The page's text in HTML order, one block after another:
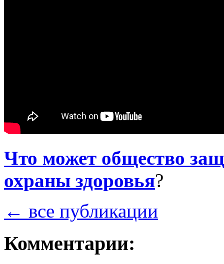
Что может общество
охраны здоровья?
← все публикации
Комментарии: